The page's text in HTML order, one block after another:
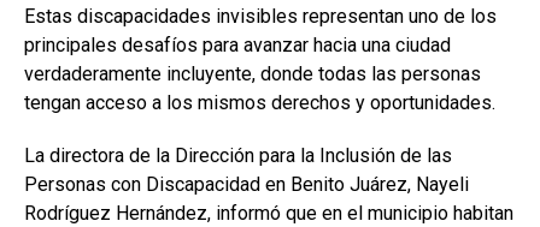
Estas discapacidades invisibles representan uno de los
principales desafíos para avanzar hacia una ciudad
verdaderamente incluyente, donde todas las personas
tengan acceso a los mismos derechos y oportunidades.
La directora de la Dirección para la Inclusión de las
Personas con Discapacidad en Benito Juárez, Nayeli
Rodríguez Hernández, informó que en el municipio habitan